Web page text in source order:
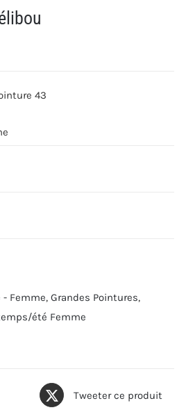
43
- Femme, Grandes Pointures,
été Femme
Tweeter ce produit